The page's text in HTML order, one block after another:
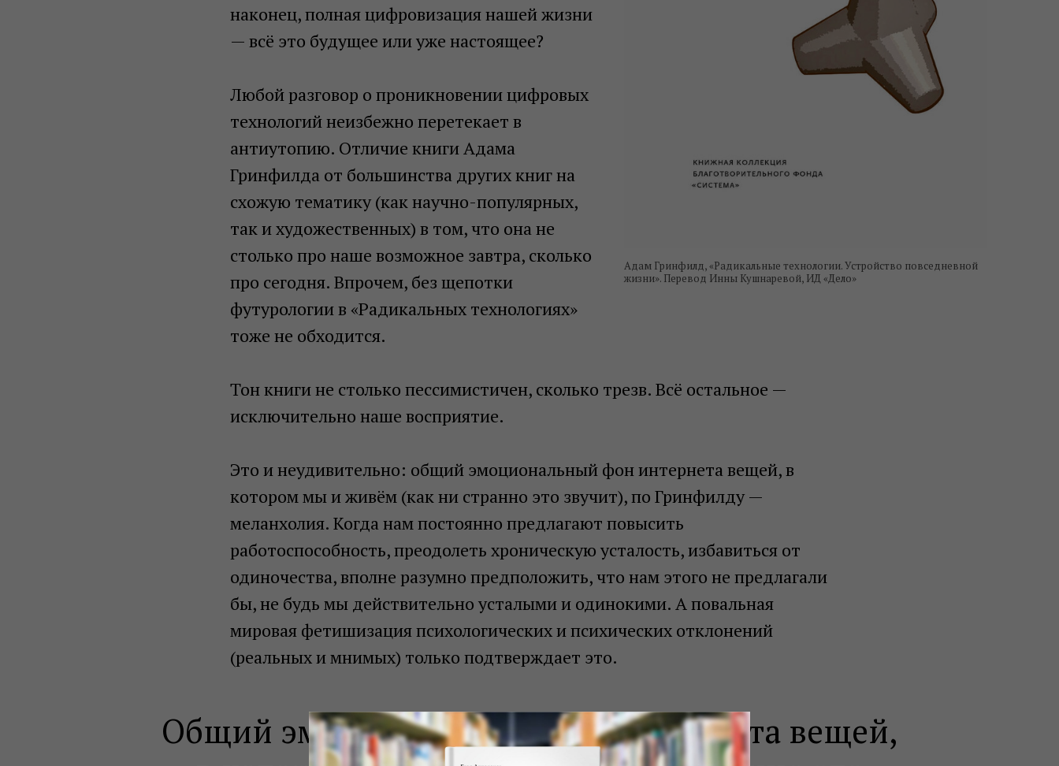
Адам Гринфилд, «Радикальные технологии. Устройство повседневной
жизни». Перевод Инны Кушнаревой, ИД «Дело»
наконец, полная цифровизация нашей жизни
— всё это будущее или уже настоящее?
Любой разговор о проникновении цифровых
технологий неизбежно перетекает в
антиутопию. Отличие книги Адама
Гринфилда от большинства других книг на
схожую тематику (как научно-популярных,
так и художественных) в том, что она не
столько про наше возможное завтра, сколько
про сегодня. Впрочем, без щепотки
футурологии в «Радикальных технологиях»
тоже не обходится.
Тон книги не столько пессимистичен, сколько трезв. Всё остальное —
исключительно наше восприятие.
Это и неудивительно: общий эмоциональный фон интернета вещей, в
котором мы и живём (как ни странно это звучит), по Гринфилду —
меланхолия. Когда нам постоянно предлагают повысить
работоспособность, преодолеть хроническую усталость, избавиться от
одиночества, вполне разумно предположить, что нам этого не предлагали
бы, не будь мы действительно усталыми и одинокими. А повальная
мировая фетишизация психологических и психических отклонений
(реальных и мнимых) только подтверждает это.
Общий эмоциональный фон интернета вещей,